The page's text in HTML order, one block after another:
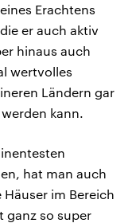
Erachtens
er auch aktiv
hinaus auch
wertvolles
Ländern gar
kann.
hat man auch
im Bereich
ganz so super